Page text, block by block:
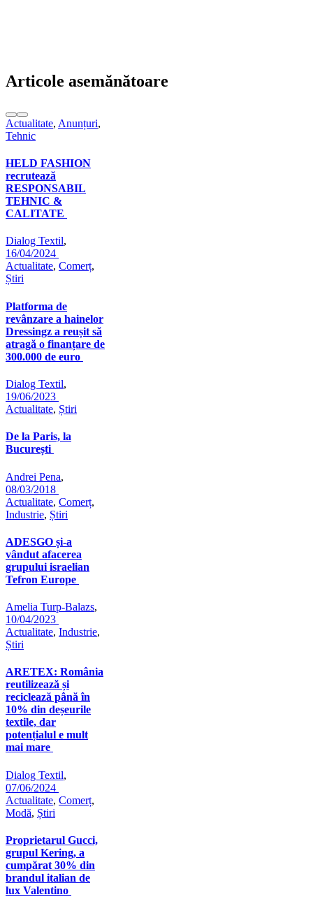
Articole asemănătoare
Actualitate, Anunțuri,
Tehnic
HELD FASHION
recrutează
RESPONSABIL
TEHNIC &
CALITATE
Dialog Textil,
16/04/2024
Actualitate, Comerț,
Știri
Platforma de
revânzare a hainelor
Dressingz a reușit să
atragă o finanțare de
300.000 de euro
Dialog Textil,
19/06/2023
Actualitate, Știri
De la Paris, la
București
Andrei Pena,
08/03/2018
Actualitate, Comerț,
Industrie, Știri
ADESGO și-a
vândut afacerea
grupului israelian
Tefron Europe
Amelia Turp-Balazs,
10/04/2023
Actualitate, Industrie,
Știri
ARETEX: România
reutilizează și
reciclează până în
10% din deșeurile
textile, dar
potențialul e mult
mai mare
Dialog Textil,
07/06/2024
Actualitate, Comerț,
Modă, Știri
Proprietarul Gucci,
grupul Kering, a
cumpărat 30% din
brandul italian de
lux Valentino